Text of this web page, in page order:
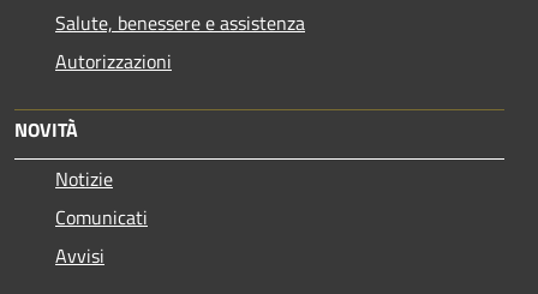
Salute, benessere e assistenza
Autorizzazioni
NOVITÀ
Notizie
Comunicati
Avvisi